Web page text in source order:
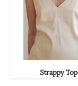
Strappy Top